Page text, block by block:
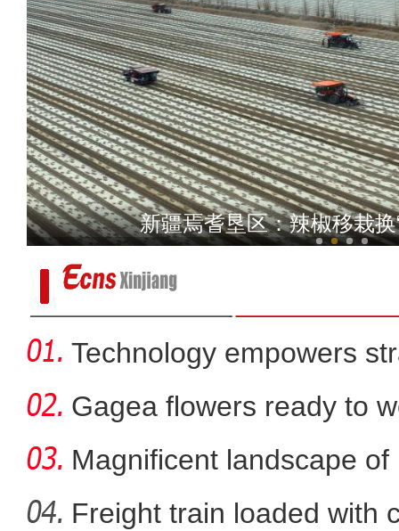
《千年之约·梦幻龟兹》亮
新疆焉耆垦区：辣椒移栽换
Technology empowers
Xi
Gagea flowers ready to
Nal
Magnificent landscape
La
Freight train loaded with